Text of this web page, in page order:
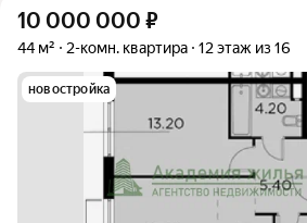
10 000 000 ₽
44 м² 2-комн. квартира 12 этаж из 16
новостройка